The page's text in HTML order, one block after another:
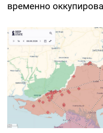
временно